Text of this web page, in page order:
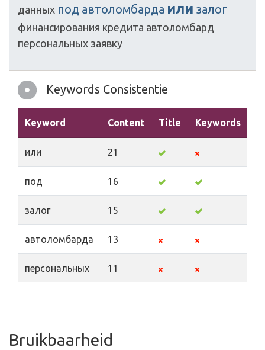
данных под автоломбарда или залог
финансирования кредита автоломбард
персональных заявку
Keywords Consistentie
Keyword Content Title Keywords
или 21
под 16
залог 15
автоломбарда 13
персональных 11
Bruikbaarheid